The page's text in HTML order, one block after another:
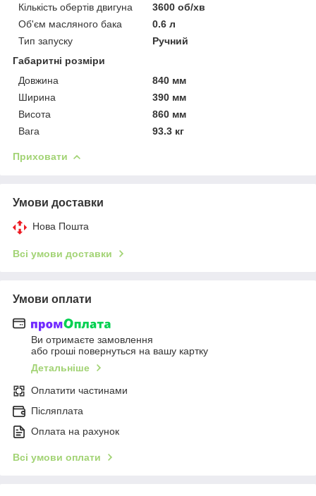
Кількість обертів двигуна
3600 об/хв
Об'єм масляного бака
0.6 л
Тип запуску
Ручний
Габаритні розміри
Довжина
840 мм
Ширина
390 мм
Висота
860 мм
Вага
93.3 кг
Приховати
Умови доставки
Нова Пошта
Всі умови доставки
Умови оплати
Ви отримаєте замовлення
або гроші повернуться на вашу картку
Детальніше
Оплатити частинами
Післяплата
Оплата на рахунок
Всі умови оплати